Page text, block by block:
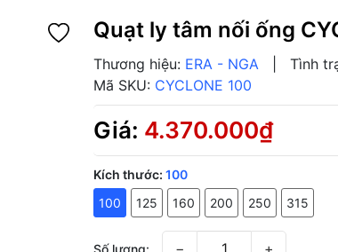
Quạt ly tâm nối ống
Thương hiệu: ERA - NGA Tình
Mã SKU: CYCLONE 100
Giá: 4.370.000₫
Kích thước: 100
100
125 160 200 250 315
Số lượng: − +